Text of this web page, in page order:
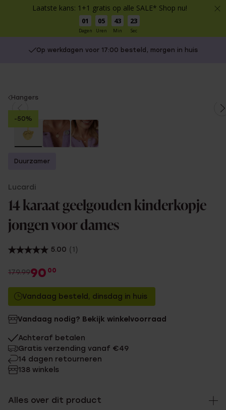
Laatste kans: 1+1 gratis op alle SALE* Shop nu!
01
Dagen
05
Uren
43
Min
23
Sec
Op werkdagen voor 17:00 besteld, morgen in huis
You
are
here:
Hangers
-50%
Duurzamer
Lucardi
14 karaat geelgouden kinderkopje
jongen voor dames
5.00 (1)
179.9990 00
Vandaag besteld, dinsdag in huis
Vandaag nodig? Bekijk winkelvoorraad
Achteraf betalen
Gratis verzending vanaf €49
14 dagen retourneren
138 winkels
Alles over dit product